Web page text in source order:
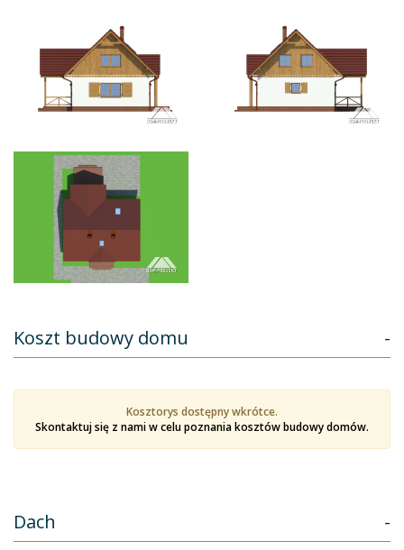
Koszt budowy domu -
Kosztorys dostępny wkrótce.
Skontaktuj się z nami w celu poznania kosztów budowy domów.
Dach -